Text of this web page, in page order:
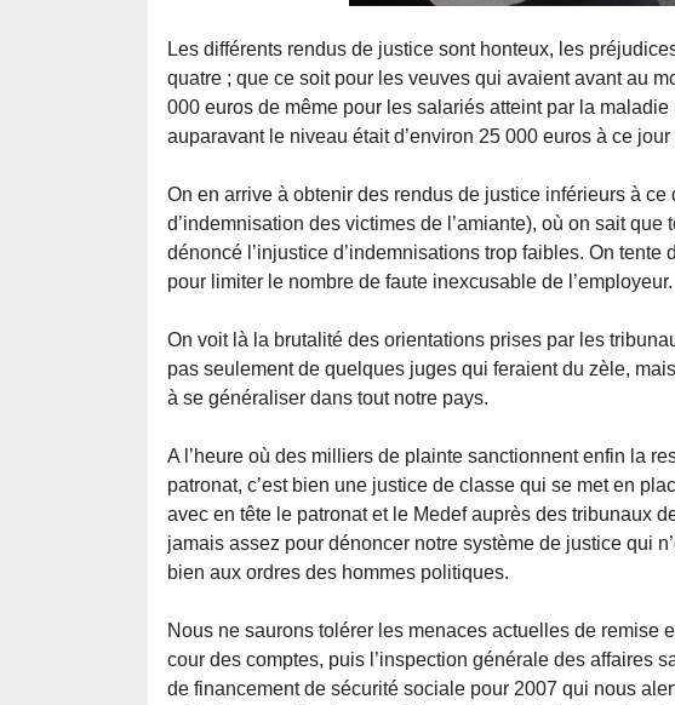
Les différents rendus de justice sont honteux, les
quatre ; que ce soit pour les veuves qui avaient avant au
000 euros de même pour les salariés atteint par la
auparavant le niveau était d’environ 25 000 euros à ce
On en arrive à obtenir des rendus de justice inférieurs à ce
d’indemnisation des victimes de l’amiante), où on sait
dénoncé l’injustice d’indemnisations trop faibles. On
pour limiter le nombre de faute inexcusable de l’employeur.
On voit là la brutalité des orientations prises par les
pas seulement de quelques juges qui feraient du zèle,
à se généraliser dans tout notre pays.
A l’heure où des milliers de plainte sanctionnent enfin la
patronat, c’est bien une justice de classe qui se met en
avec en tête le patronat et le Medef auprès des tribunaux
jamais assez pour dénoncer notre système de justice qui
bien aux ordres des hommes politiques.
Nous ne saurons tolérer les menaces actuelles de remise
cour des comptes, puis l’inspection générale des affaires
de financement de sécurité sociale pour 2007 qui nous